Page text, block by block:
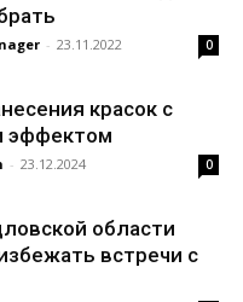
- 23.11.2022 0
красок с
эффектом
- 23.12.2024 0
области
встречи с